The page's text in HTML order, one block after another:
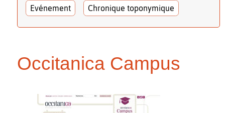
Evénement Chronique toponymique
Occitanica Campus